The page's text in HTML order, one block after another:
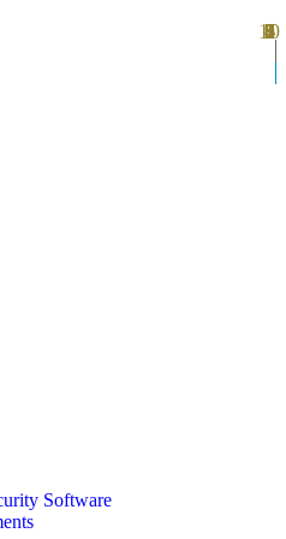
Software
1
2
3
4
5
6
7
8
9
10